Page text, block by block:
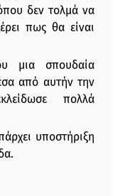
δεν τολμά να
πως θα είναι
μια σπουδαία
από αυτήν την
πολλά
υποστήριξη